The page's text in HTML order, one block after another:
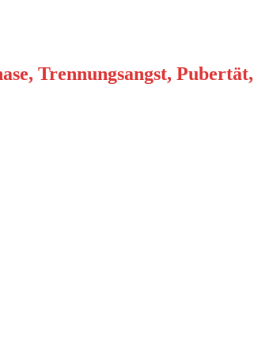
Trennungsangst,